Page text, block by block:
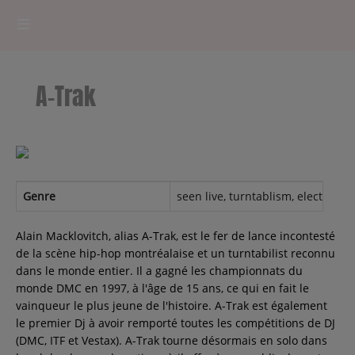
RADIOPLAYER
PODCASTS
CONCOURS
Contact
A-Trak
Genre seen live, turntablism,
Alain Macklovitch, alias A-Trak, est le fer de lance incontesté
de la scène hip-hop montréalaise et un turntabilist reconnu
dans le monde entier. Il a gagné les championnats du
monde DMC en 1997, à l'âge de 15 ans, ce qui en fait le
vainqueur le plus jeune de l'histoire. A-Trak est également
le premier Dj à avoir remporté toutes les compétitions de DJ
(DMC, ITF et Vestax). A-Trak tourne désormais en solo dans